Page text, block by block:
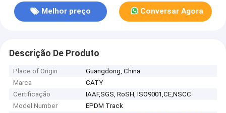
Melhor preço Conversar Agora
Descrição De Produto
Place of Origin
Guangdong, China
Marca
CATY
Certificação
IAAF,SGS, RoSH, ISO9001,CE,NSCC
Model Number
EPDM Track